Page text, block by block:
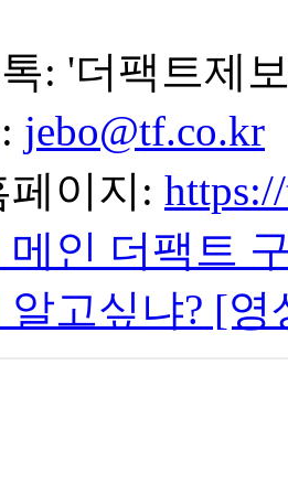
: '더팩트제
jebo@tf.co.kr
페이지:
메인 더팩트
알고싶냐? [